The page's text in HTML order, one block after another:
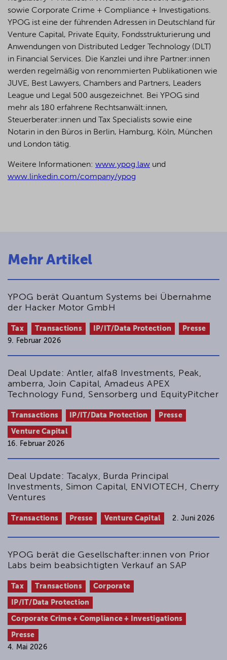
sowie Corporate Crime + Compliance + Investigations.
YPOG ist eine der führenden Adressen in Deutschland für
Venture Capital, Private Equity, Fondsstrukturierung und
Anwendungen von Distributed Ledger Technology (DLT)
in Financial Services. Die Kanzlei und ihre Partner:innen
werden regelmäßig von renommierten Publikationen wie
JUVE, Best Lawyers, Chambers and Partners, Leaders
League und Legal 500 ausgezeichnet. Bei YPOG sind
mehr als 180 erfahrene Rechtsanwält:innen,
Steuerberater:innen und Tax Specialists sowie eine
Notarin in den Büros in Berlin, Hamburg, Köln, München
und London tätig.
Weitere Informationen: www.ypog.law und
www.linkedin.com/company/ypog
Mehr Artikel
YPOG berät Quantum Systems bei Übernahme
der Hacker Motor GmbH
Tax Transactions IP/IT/Data Protection
Presse
9. Februar 2026
Deal Update: Antler, alfa8 Investments, Peak,
amberra, Join Capital, Amadeus APEX
Technology Fund, Sensorberg und EquityPitcher
Transactions IP/IT/Data Protection Presse
Venture Capital
16. Februar 2026
Deal Update: Tacalyx, Burda Principal
Investments, Simon Capital, ENVIOTECH, Cherry
Ventures
Transactions Presse Venture Capital 2. Juni 2026
YPOG berät die Gesellschafter:innen von Prior
Labs beim beabsichtigten Verkauf an SAP
Tax Transactions Corporate
IP/IT/Data Protection
Corporate Crime + Compliance + Investigations
Presse
4. Mai 2026